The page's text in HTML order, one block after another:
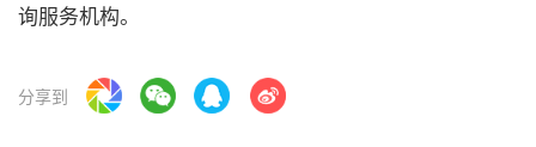
询服务机构。
分享到